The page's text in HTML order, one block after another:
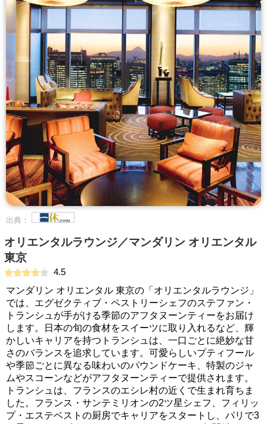
出典：
オリエンタルラウンジ／マンダリン オリエンタル
東京
4.5
マンダリン オリエンタル 東京の「オリエンタルラウンジ」
では、エグゼクティブ・ペストリーシェフのステファン・
トランシュが手がける季節のアフタヌーンティーをお届け
します。日本の旬の食材をスイーツに取り入れるなど、輝
かしいキャリアを持つトランシュは、一口ごとに絶妙な甘
さのバランスを追求しています。可愛らしいプティフール
や季節ごとに異なる味わいのパウンドケーキ、特製のジャ
ムやスコーンなどがアフタヌーンティーで提供されます。
トランシュは、フランスのエシレ村の近くで生まれ育ちま
した。フランス・サンテミリオンの2ツ星シェフ、フィリッ
プ・エステベストの厨房でキャリアをスタートし、パリで3